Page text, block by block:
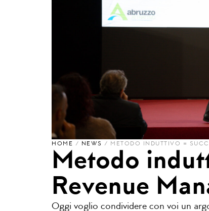
HOME / NEWS / METODO INDUTTIVO =
Metodo
Revenue
Oggi voglio condividere con voi un